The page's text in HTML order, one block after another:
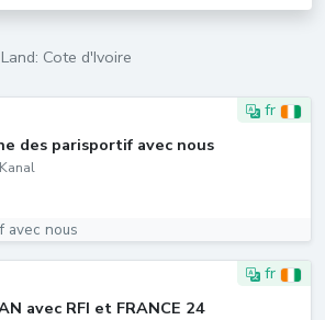
Land: Cote d'Ivoire
fr
des parisportif avec nous
avec nous
fr
avec RFI et FRANCE 24